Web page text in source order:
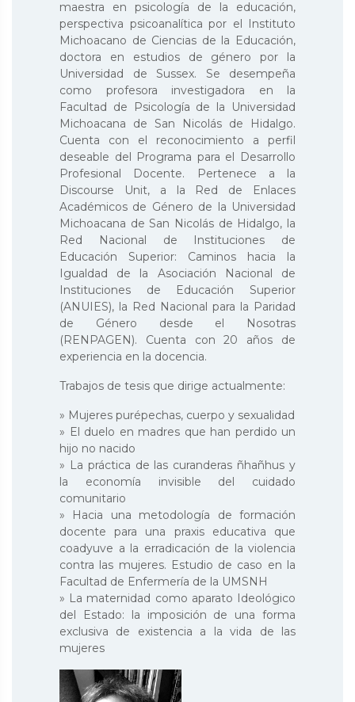
maestra en psicología de la educación,
perspectiva psicoanalítica por el Instituto
Michoacano de Ciencias de la Educación,
doctora en estudios de género por la
Universidad de Sussex. Se desempeña
como profesora investigadora en la
Facultad de Psicología de la Universidad
Michoacana de San Nicolás de Hidalgo.
Cuenta con el reconocimiento a perfil
deseable del Programa para el Desarrollo
Profesional Docente. Pertenece a la
Discourse Unit, a la Red de Enlaces
Académicos de Género de la Universidad
Michoacana de San Nicolás de Hidalgo, la
Red Nacional de Instituciones de
Educación Superior: Caminos hacia la
Igualdad de la Asociación Nacional de
Instituciones de Educación Superior
(ANUIES), la Red Nacional para la Paridad
de Género desde el Nosotras
(RENPAGEN). Cuenta con 20 años de
experiencia en la docencia.
Trabajos de tesis que dirige actualmente:
» Mujeres purépechas, cuerpo y sexualidad
» El duelo en madres que han perdido un
hijo no nacido
» La práctica de las curanderas ñhañhus y
la economía invisible del cuidado
comunitario
» Hacia una metodología de formación
docente para una praxis educativa que
coadyuve a la erradicación de la violencia
contra las mujeres. Estudio de caso en la
Facultad de Enfermería de la UMSNH
» La maternidad como aparato Ideológico
del Estado: la imposición de una forma
exclusiva de existencia a la vida de las
mujeres